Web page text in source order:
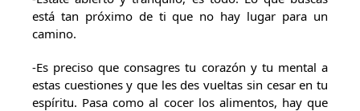
está tan próximo de ti que no hay lugar para un
camino.
-Es preciso que consagres tu corazón y tu mental a
estas cuestiones y que les des vueltas sin cesar en tu
espíritu. Pasa como al cocer los alimentos, hay que